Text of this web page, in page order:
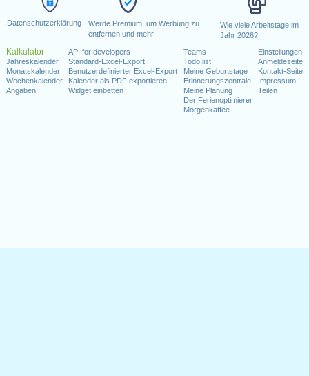
Datenschutzerklärung
Werde Premium, um Werbung zu
entfernen und mehr
Wie viele Arbeitstage im
Jahr 2026?
Kalkulator
Jahreskalender
Monatskalender
Wochenkalender
Angaben
API for developers
Standard-Excel-Export
Benutzerdefinierter Excel-Export
Kalender als PDF exportieren
Widget einbetten
Teams
Todo list
Meine Geburtstage
Erinnerungszentrale
Meine Planung
Der Ferienoptimierer
Morgenkaffee
Einstellungen
Anmeldeseite
Kontakt-Seite
Impressum
Teilen